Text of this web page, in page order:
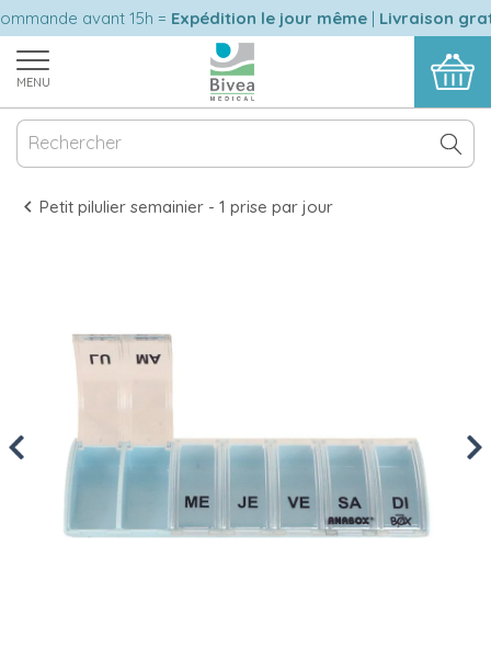
avant 15h = Expédition le jour même|Livraison
MENU
Petit pilulier semainier - 1 prise par jour
Previous